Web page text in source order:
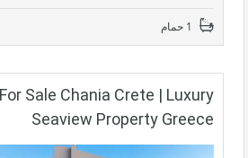
Sale Chania Crete | Luxury
Seaview Property Greece